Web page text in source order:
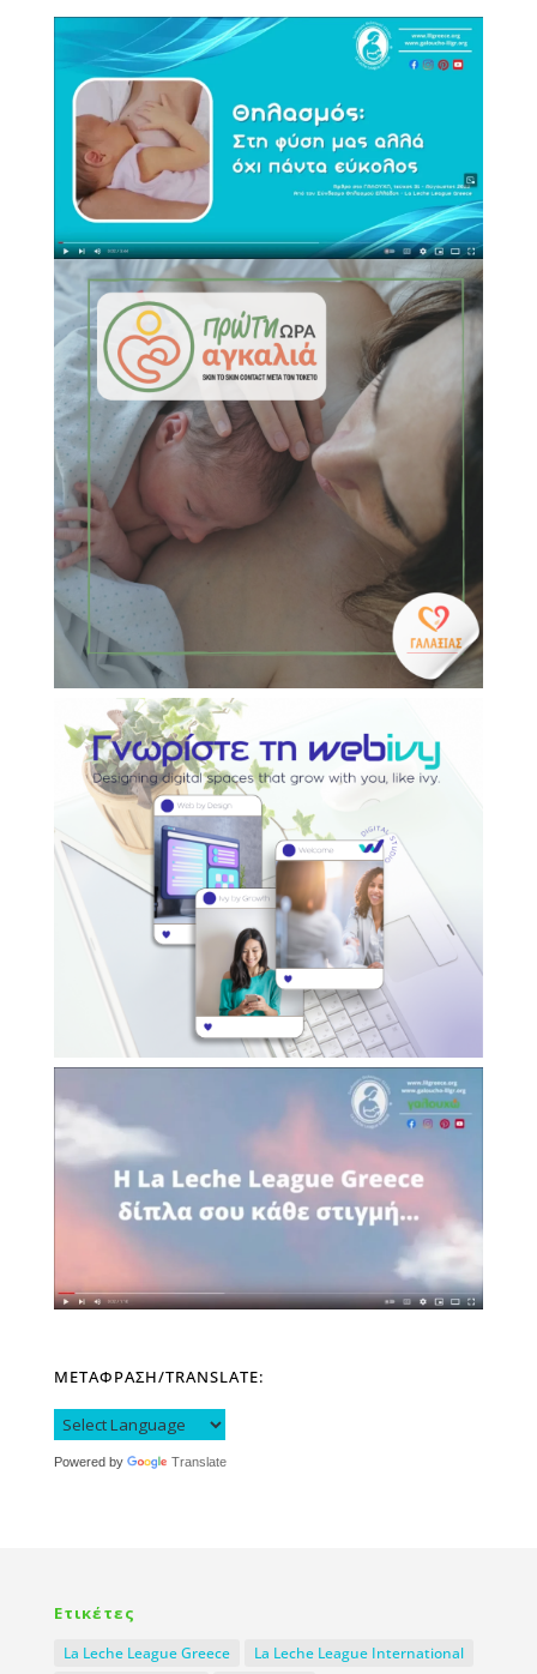
ΜΕΤΑΦΡΑΣΗ/TRANSLATE:
Powered by Translate
Ετικέτες
La Leche League Greece
La Leche League International